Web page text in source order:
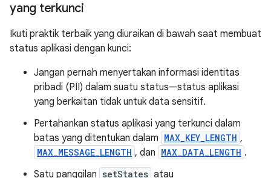
yang terkunci
Ikuti praktik terbaik yang diuraikan di bawah saat membuat
status aplikasi dengan kunci:
Jangan pernah menyertakan informasi identitas
pribadi (PII) dalam suatu status—status aplikasi
yang berkaitan tidak untuk data sensitif.
Pertahankan status aplikasi yang terkunci dalam
batas yang ditentukan dalam MAX_KEY_LENGTH ,
MAX_MESSAGE_LENGTH , dan MAX_DATA_LENGTH .
Satu panggilan setStates atau